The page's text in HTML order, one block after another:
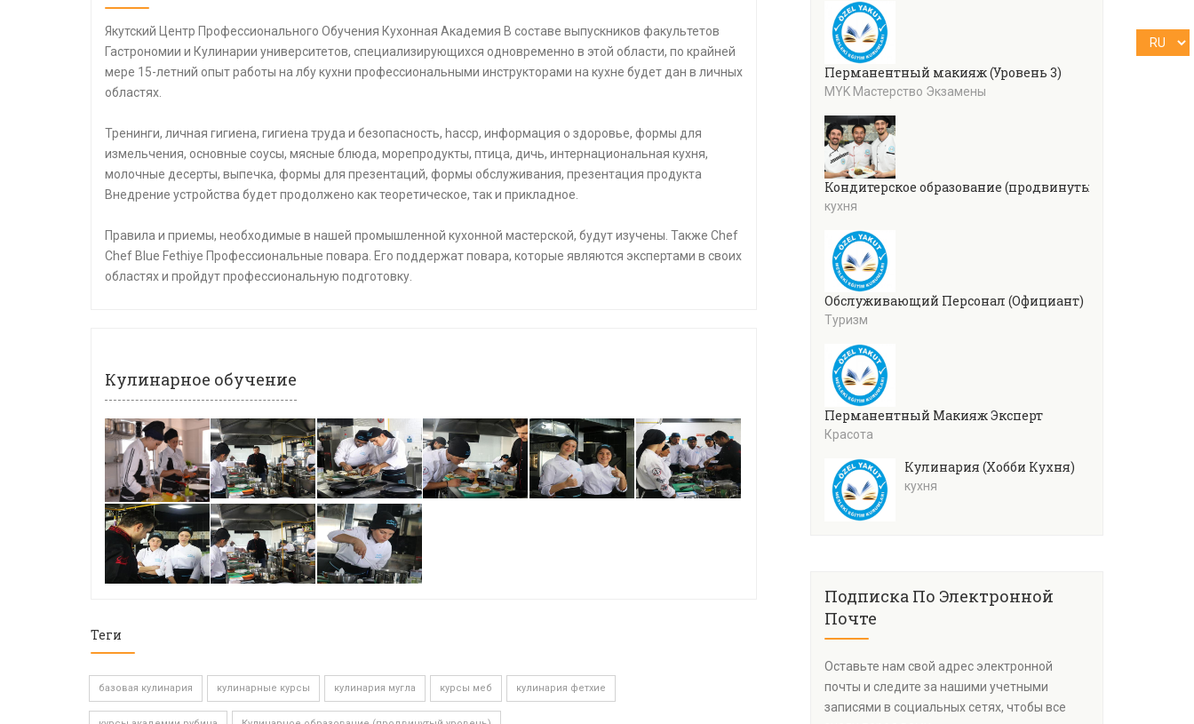
Якутский Центр Профессионального Обучения Кухонная Академия В составе выпускников факультетов
Гастрономии и Кулинарии университетов, специализирующихся одновременно в этой области, по крайней
мере 15-летний опыт работы на лбу кухни профессиональными инструкторами на кухне будет дан в личных
областях.
Тренинги, личная гигиена, гигиена труда и безопасность, haccp, информация о здоровье, формы для
измельчения, основные соусы, мясные блюда, морепродукты, птица, дичь, интернациональная кухня,
молочные десерты, выпечка, формы для презентаций, формы обслуживания, презентация продукта
Внедрение устройства будет продолжено как теоретическое, так и прикладное.
Правила и приемы, необходимые в нашей промышленной кухонной мастерской, будут изучены. Также Chef
Chef Blue Fethiye Профессиональные повара. Его поддержат повара, которые являются экспертами в своих
областях и пройдут профессиональную подготовку.
Кулинарное обучение
Теги
базовая кулинария кулинарные курсы кулинария мугла курсы меб кулинария фетхие
Перманентный макияж (Уровень 3)
MYK Мастерство Экзамены
Кондитерское образование (продвинутый уровень)
кухня
Обслуживающий Персонал (Официант)
Туризм
Перманентный Макияж Эксперт
Красота
Кулинария (Хобби Кухня)
кухня
Подписка По Электронной
Почте
Оставьте нам свой адрес электронной
почты и следите за нашими учетными
записями в социальных сетях, чтобы все